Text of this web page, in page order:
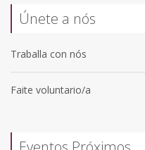
Únete a nós
Traballa con nós
Faite voluntario/a